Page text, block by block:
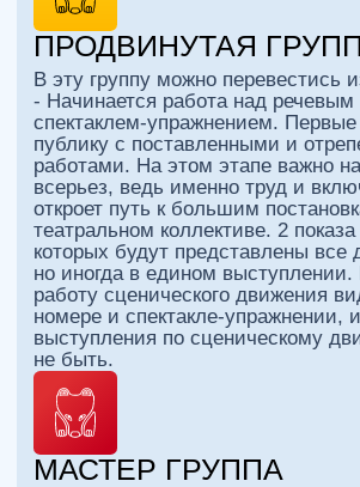
ПОЛУЧИТЬ
ФУТБОЛКУ И
ЗАЧЕТКУ
Зачетная книжка нужна студийцу для 2-х вещей.
1. Отмечаться на занятиях.
2. Получать оценки. Подробнее расскажут на
пробном занятии.
Футболка.